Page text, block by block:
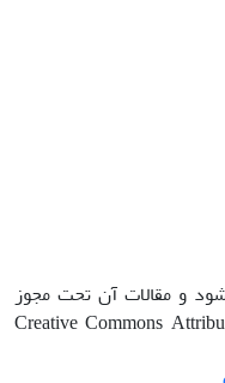
و مقالات آن تحت مجوز
Creative Commons